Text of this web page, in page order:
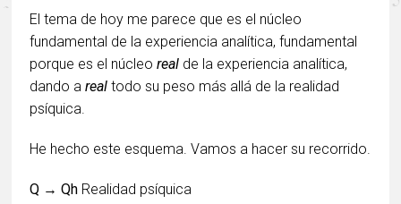
El tema de hoy me parece que es el núcleo
fundamental de la experiencia analítica, fundamental
porque es el núcleoreal de la experiencia analítica,
dando a real todo su peso más allá de la realidad
psíquica.
He hecho este esquema. Vamos a hacer su recorrido.
Q → Qh Realidad psíquica